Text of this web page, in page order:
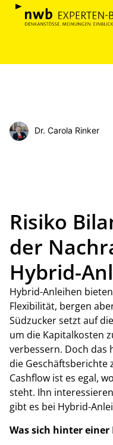
Dr. Carola Rinker
Risiko
der
Hybrid-
Hybrid-Anleihen
Flexibilität, bergen
Südzucker setzt auf
um die Kapitalkosten
verbessern. Doch das
die Geschäftsberichte
Cashflow ist es egal,
steht. Ihn
gibt es bei Hybrid-
Was sich hinter